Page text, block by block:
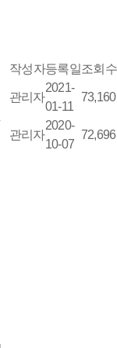
작성자등록일조회수
관리자
2021-
01-11
73,160
관리자
2020-
10-07
72,696